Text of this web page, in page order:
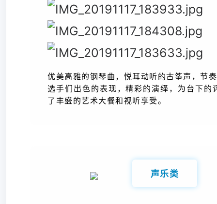
优美高雅的钢琴曲，悦耳动听的古筝声，节
选手们出色的表现，精彩的演绎，为台下的
了丰盛的艺术大餐和视听享受。
声乐类